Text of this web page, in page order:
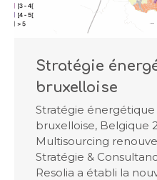
Stratégie
bruxelloise
Stratégie
bruxelloise, Belgique
Multisourcing
Stratégie &
Resolia a établi la